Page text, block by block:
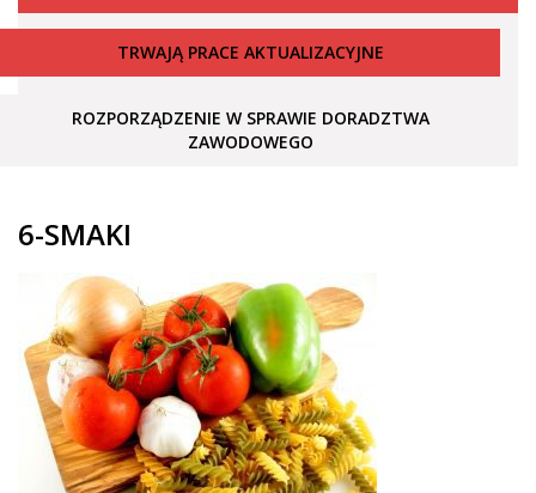
TRWAJĄ PRACE AKTUALIZACYJNE
ROZPORZĄDZENIE W SPRAWIE DORADZTWA
ZAWODOWEGO
6-SMAKI